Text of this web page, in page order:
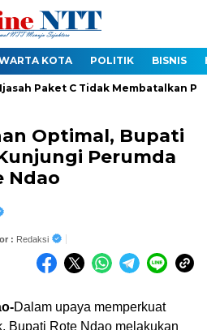
KOTA POLITIK BISNIS
C Tidak Membatalkan
Optimal, Bupati
Perumda
Ndao
: Redaksi
Dalam upaya memperkuat
Bupati Rote Ndao melakukan